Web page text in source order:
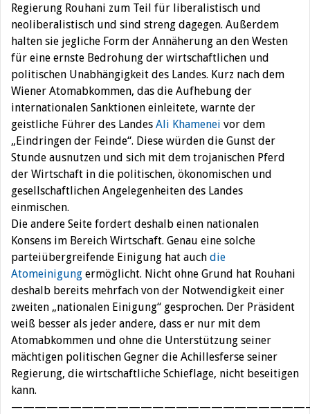
Regierung Rouhani zum Teil für liberalistisch und
neoliberalistisch und sind streng dagegen. Außerdem
halten sie jegliche Form der Annäherung an den Westen
für eine ernste Bedrohung der wirtschaftlichen und
politischen Unabhängigkeit des Landes. Kurz nach dem
Wiener Atomabkommen, das die Aufhebung der
internationalen Sanktionen einleitete, warnte der
geistliche Führer des Landes Ali Khamenei vor dem
„Eindringen der Feinde“. Diese würden die Gunst der
Stunde ausnutzen und sich mit dem trojanischen Pferd
der Wirtschaft in die politischen, ökonomischen und
gesellschaftlichen Angelegenheiten des Landes
einmischen.
Die andere Seite fordert deshalb einen nationalen
Konsens im Bereich Wirtschaft. Genau eine solche
parteiübergreifende Einigung hat auch die
Atomeinigung ermöglicht. Nicht ohne Grund hat Rouhani
deshalb bereits mehrfach von der Notwendigkeit einer
zweiten „nationalen Einigung“ gesprochen. Der Präsident
weiß besser als jeder andere, dass er nur mit dem
Atomabkommen und ohne die Unterstützung seiner
mächtigen politischen Gegner die Achillesferse seiner
Regierung, die wirtschaftliche Schieflage, nicht beseitigen
kann.